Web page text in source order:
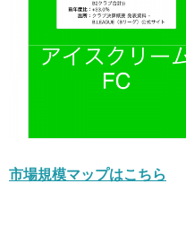
市場規模マップはこちら